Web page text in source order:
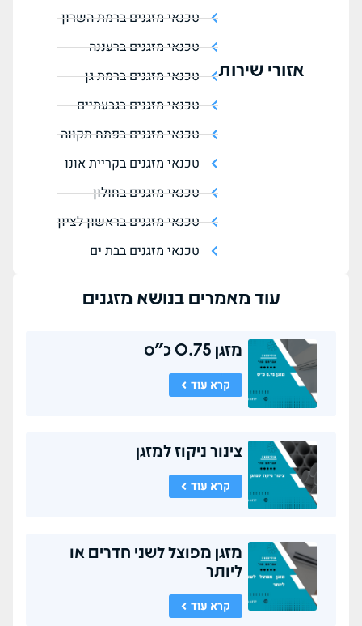
אזורי שירות
טכנאי מזגנים ברמת השרון
טכנאי מזגנים ברעננה
טכנאי מזגנים ברמת גן
טכנאי מזגנים בגבעתיים
טכנאי מזגנים בפתח תקווה
טכנאי מזגנים בקריית אונו
טכנאי מזגנים בחולון
טכנאי מזגנים בראשון לציון
טכנאי מזגנים בבת ים
עוד מאמרים בנושאמזגנים
מזגן 0.75 כ"ס
קרא עוד
צינור ניקוז למזגן
קרא עוד
מזגן מפוצל לשני חדרים או
ליותר
קרא עוד